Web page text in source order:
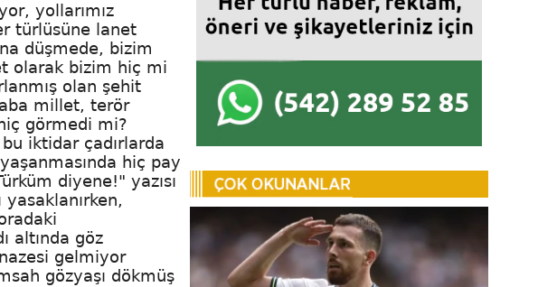
yollarımız
türlüsüne lanet
düşmede, bizim
olarak bizim hiç mi
olan şehit
millet, terör
görmedi mi?
iktidar çadırlarda
hiç pay
diyene!" yazısı
altında göz
gelmiyor
gözyaşı dökmüş